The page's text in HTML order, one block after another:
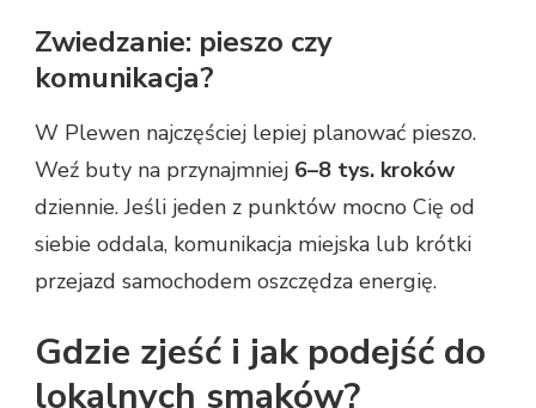
Zwiedzanie: pieszo czy
komunikacja?
W Plewen najczęściej lepiej planować pieszo.
Weź buty na przynajmniej 6–8 tys. kroków
dziennie. Jeśli jeden z punktów mocno Cię od
siebie oddala, komunikacja miejska lub krótki
przejazd samochodem oszczędza energię.
Gdzie zjeść i jak podejść do
lokalnych smaków?